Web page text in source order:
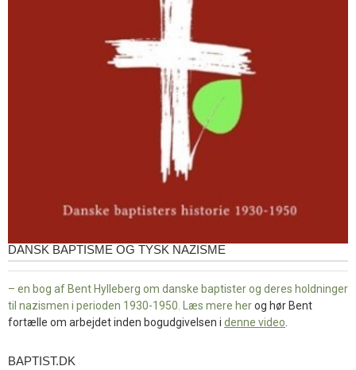
DANSK BAPTISME OG TYSK NAZISME
– en bog af Bent Hylleberg om danske baptister og deres holdninger
til nazismen i perioden 1930-1950. Læs mere herog hør Bent
fortælle om arbejdet inden bogudgivelsen i denne video
baptist.dk
BAPTIST.DK